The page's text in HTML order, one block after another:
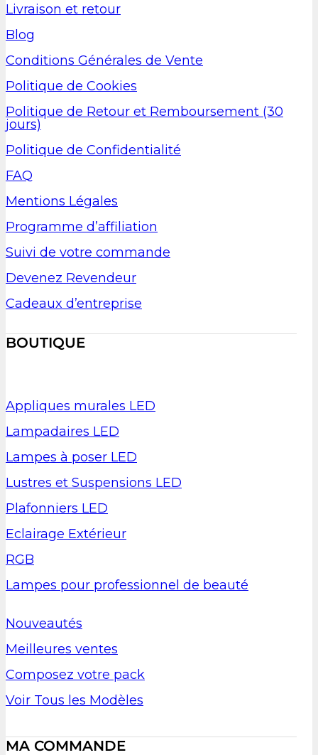
Livraison et retour
Blog
Conditions Générales de Vente
Politique de Cookies
Politique de Retour et Remboursement (30
jours)
Politique de Confidentialité
FAQ
Mentions Légales
Programme d’affiliation
Suivi de votre commande
Devenez Revendeur
Cadeaux d’entreprise
BOUTIQUE
Appliques murales LED
Lampadaires LED
Lampes à poser LED
Lustres et Suspensions LED
Plafonniers LED
Eclairage Extérieur
RGB
Lampes pour professionnel de beauté
Nouveautés
Meilleures ventes
Composez votre pack
Voir Tous les Modèles
MA COMMANDE